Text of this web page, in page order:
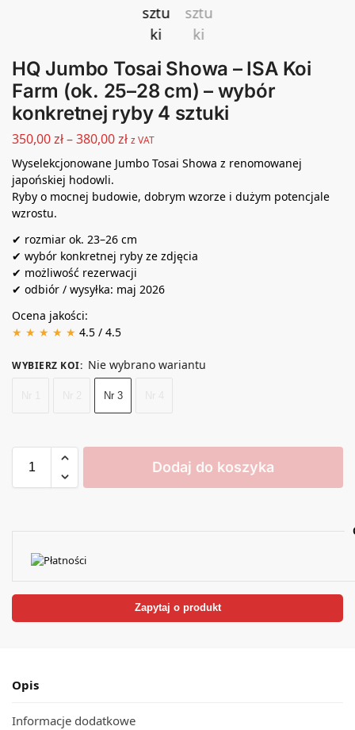
HQ Jumbo Tosai Showa – ISA Koi
Farm (ok. 25–28 cm) – wybór
konkretnej ryby 4 sztuki
350,00zł–380,00zł z VAT
Wyselekcjonowane Jumbo Tosai Showa z renomowanej
japońskiej hodowli.
Ryby o mocnej budowie, dobrym wzorze i dużym potencjale
wzrostu.
✔ rozmiar ok. 23–26 cm
✔ wybór konkretnej ryby ze zdjęcia
✔ możliwość rezerwacji
✔ odbiór / wysyłka: maj 2026
Ocena jakości:
★ ★ ★ ★ ★ 4.5 / 4.5
WYBIERZ KOI: Nie wybrano wariantu
Nr 3
Dodaj do koszyka
a
t
:
Zapytaj o produkt
Opis
Informacje dodatkowe